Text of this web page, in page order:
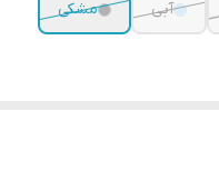
آبی مشکی